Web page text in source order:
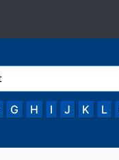
G H I J K L